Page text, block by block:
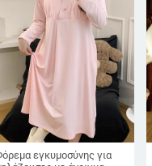
εγκυμοσύνης για